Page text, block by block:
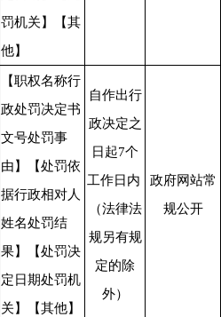
罚机关】【其
他】
【职权名称行
政处罚决定书
文号处罚事
由】【处罚依
据行政相对人
姓名处罚结
果】【处罚决
定日期处罚机
关】【其他】
自作出行
政决定之
日起7个
工作日内
（法律法
规另有规
定的除
外）
政府网站常
规公开